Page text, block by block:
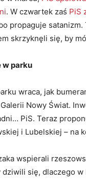
. W czwartek zaś PiS
propaguje
skrzyknęli się, by
w parku
wraca, jak
Nowy Świat.
PiS. Teraz
i Lubelskiej – na
wspierali
dziwili się, dlaczego